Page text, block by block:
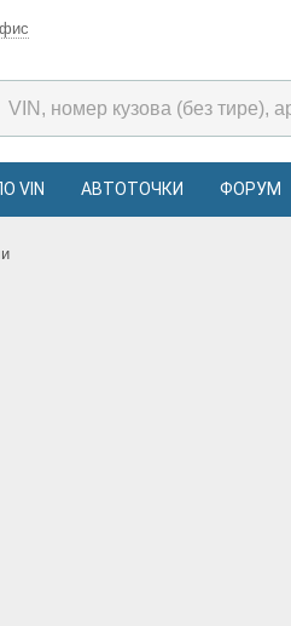
VIN АВТОТОЧКИ ФОРУМ